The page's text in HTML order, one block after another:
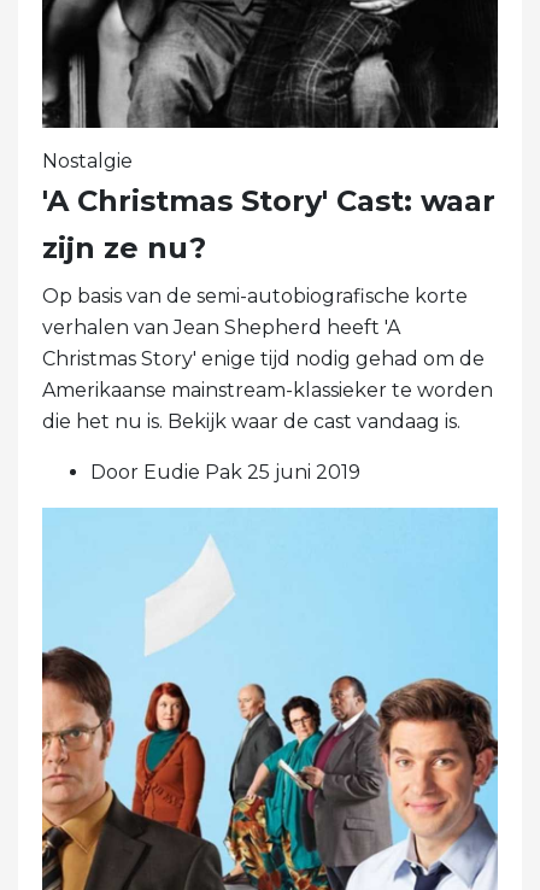
Nostalgie
'A Christmas Story' Cast: waar
zijn ze nu?
Op basis van de semi-autobiografische korte
verhalen van Jean Shepherd heeft 'A
Christmas Story' enige tijd nodig gehad om de
Amerikaanse mainstream-klassieker te worden
die het nu is. Bekijk waar de cast vandaag is.
Door Eudie Pak 25 juni 2019